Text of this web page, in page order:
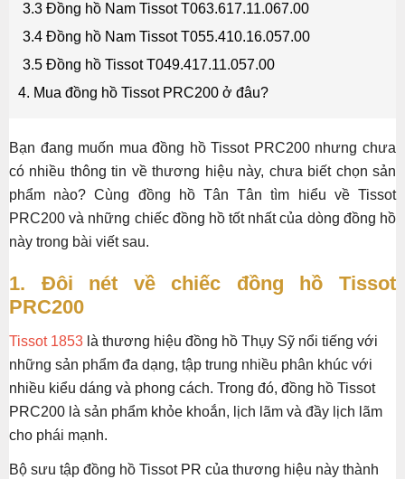
3.3 Đồng hồ Nam Tissot T063.617.11.067.00
3.4 Đồng hồ Nam Tissot T055.410.16.057.00
3.5 Đồng hồ Tissot T049.417.11.057.00
4. Mua đồng hồ Tissot PRC200 ở đâu?
Bạn đang muốn mua đồng hồ Tissot PRC200 nhưng chưa
có nhiều thông tin về thương hiệu này, chưa biết chọn sản
phẩm nào? Cùng đồng hồ Tân Tân tìm hiểu về Tissot
PRC200 và những chiếc đồng hồ tốt nhất của dòng đồng hồ
này trong bài viết sau.
1. Đôi nét về chiếc đồng hồ Tissot
PRC200
Tissot 1853 là thương hiệu đồng hồ Thụy Sỹ nổi tiếng với
những sản phẩm đa dạng, tập trung nhiều phân khúc với
nhiều kiểu dáng và phong cách. Trong đó, đồng hồ Tissot
PRC200 là sản phẩm khỏe khoắn, lịch lãm và đầy lịch lãm
cho phái mạnh.
Bộ sưu tập đồng hồ Tissot PR của thương hiệu này thành